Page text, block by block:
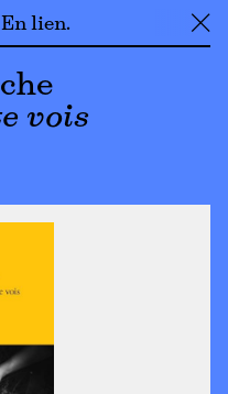
En lien ╳
vois